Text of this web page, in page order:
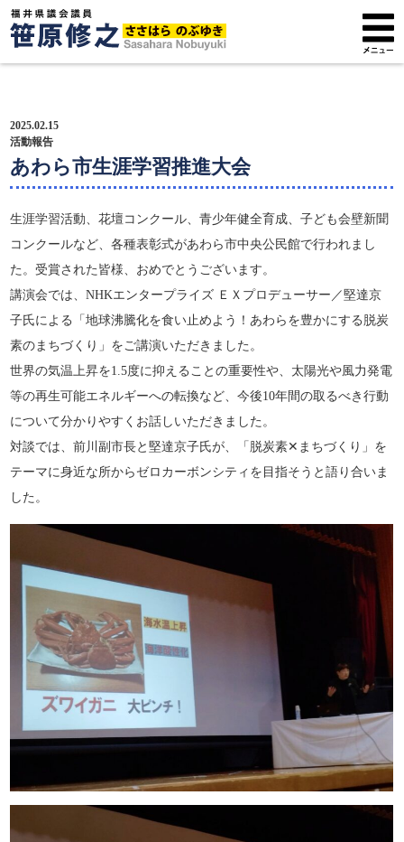
プロフィール
政策方針
活動報告
広報紙
サポーター募集
2025.02.15
活動報告
あわら市生涯学習推進大会
生涯学習活動、花壇コンクール、青少年健全育成、子ども会壁新聞
コンクールなど、各種表彰式があわら市中央公民館で行われまし
た。受賞された皆様、おめでとうございます。
講演会では、NHKエンタープライズ ＥＸプロデューサー／堅達京
子氏による「地球沸騰化を食い止めよう！あわらを豊かにする脱炭
素のまちづくり」をご講演いただきました。
世界の気温上昇を1.5度に抑えることの重要性や、太陽光や風力発電
等の再生可能エネルギーへの転換など、今後10年間の取るべき行動
について分かりやすくお話しいただきました。
対談では、前川副市長と堅達京子氏が、「脱炭素✕まちづくり」を
テーマに身近な所からゼロカーボンシティを目指そうと語り合いま
した。